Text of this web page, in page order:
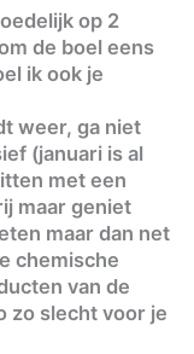
op 2
de boel eens
ik ook je
weer, ga niet
(januari is al
met een
maar geniet
maar dan net
chemische
van de
zo slecht voor je